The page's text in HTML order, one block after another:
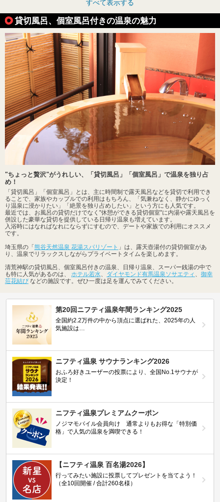
すべて表示する
貸切風呂、個室風呂付きの温泉の魅力
"ちょっと贅沢"がうれしい、「貸切風呂」「個室風呂」で温泉を独り占
め！
「貸切風呂」「個室風呂」とは、主に時間制で露天風呂などを貸切で利用でき
ることで、家族やカップルでの利用はもちろん、「気兼ねなく、静かにゆっく
り温泉に浸かりたい」「絶景を独り占めしたい」という方にも人気です。
最近では、お風呂の貸切だけでなく"休憩ができる貸切個室"に内湯や露天風呂を
併設した豪華な貸切を提供している日帰り温泉も増えています。
入浴時にはなればなれにならずにすむので、デートや家族での利用にオススメ
です。
埼玉県の「熊谷天然温泉 花湯スパリゾート 」は、露天壺湯付の貸切個室があ
り、温泉でリラックスしながらプライベートタイムを楽しめます。
清荒神駅の貸切風呂、個室風呂付きの温泉、日帰り温泉、スーパー銭湯の中で
も特に人気があるのは、 ホテル若水、 ダイヤモンド有馬温泉ソサエティ 、 御幸
荘花結び などの施設です。ぜひ一度は足を運んでみてください。
第20回ニフティ温泉年間ランキング2025
全国約2.2万件の中から頂点に選ばれた、2025年の人
気施設は…
ニフティ温泉 サウナランキング2026
おふろ好きユーザーの投票により、全国No.1サウナが
決定！
ニフティ温泉プレミアムクーポン
ノジマモバイル会員向け 通常よりもお得な「特別価
格」で人気の温泉を満喫できる！
【ニフティ温泉 百名湯2026】
行ってみたい施設に投票してプレゼントを当てよう！
（全10回開催 / 合計260名様）